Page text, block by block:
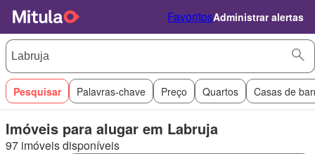
FavoritosAdministrar alertas
Pesquisar Palavras-chave Preço Quartos Casas de
Imóveis para alugar em Labruja
97 imóveis disponíveis